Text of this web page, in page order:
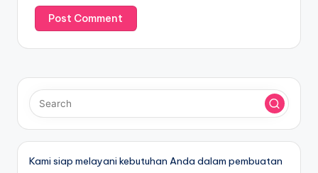
Kami siap melayani kebutuhan Anda dalam pembuatan